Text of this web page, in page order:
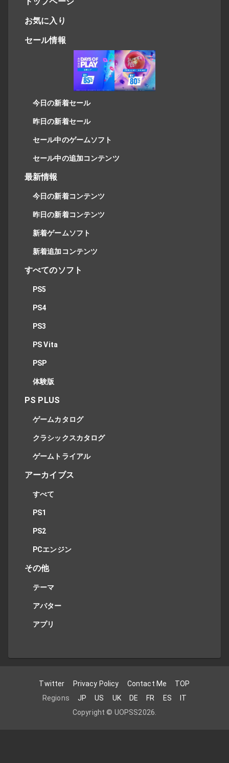
お気に入り
セール情報
今日の新着セール
昨日の新着セール
セール中のゲームソフト
セール中の追加コンテンツ
最新情報
今日の新着コンテンツ
昨日の新着コンテンツ
新着ゲームソフト
新着追加コンテンツ
すべてのソフト
PS5
PS4
PS3
PS Vita
PSP
体験版
PS PLUS
ゲームカタログ
クラシックスカタログ
ゲームトライアル
アーカイブス
すべて
PS1
PS2
PCエンジン
その他
テーマ
アバター
アプリ
Twitter Privacy Policy Contact Me
TOP
Regions
JP US UK DE FR ES
IT
Copyright © UOPSS2026